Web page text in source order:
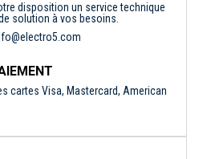
disposition un service technique
solution à vos besoins.
cartes Visa, Mastercard, American